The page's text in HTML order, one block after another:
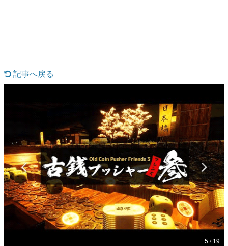
ゲームが変えた日本語
「経験値」「裏技」「ラスボス」… ゲームにまつわる言葉
の起源や用法の変遷を、コンピューター文化史研究家・タ
イニーP氏が徹底調査。
カテゴリ
特集記事
マンガ
女性向け
記事へ戻る
5 / 19